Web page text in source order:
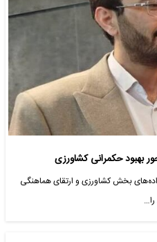
بهبود حکمرانی کشاورزی
بخش کشاورزی و ارتقای هماهنگی